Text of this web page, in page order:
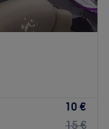
10 €
15 €